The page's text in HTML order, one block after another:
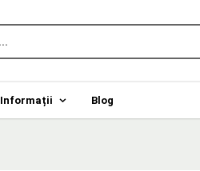
Informații Blog